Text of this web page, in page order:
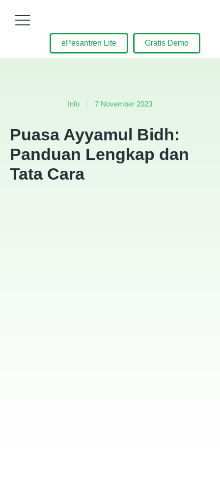
ePesantren Lite Gratis Demo
Info 7 November 2023
Puasa Ayyamul Bidh:
Panduan Lengkap dan
Tata Cara